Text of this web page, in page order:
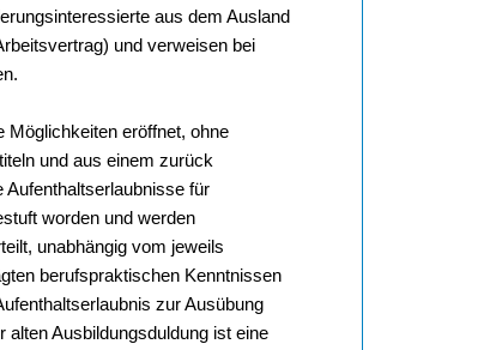
aus dem Ausland
und verweisen bei
Möglichkeiten eröffnet, ohne
und aus einem zurück
für
worden und werden
unabhängig vom jeweils
berufspraktischen Kenntnissen
zur Ausübung
alten Ausbildungsduldung ist eine